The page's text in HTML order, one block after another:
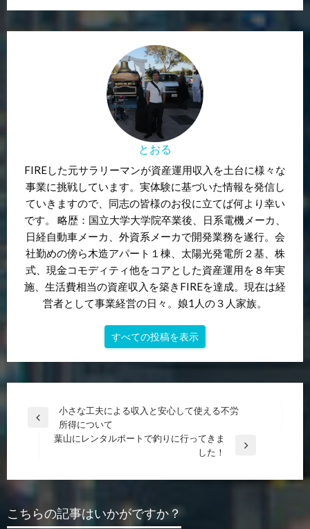
とおる
FIREした元サラリーマンが資産運用収入を土台に様々な
事業に挑戦しています。実体験に基づいた情報を発信し
ていきますので、同志の皆様のお役に立てば何より幸い
です。 略歴：国立大学大学院卒業後、日系電機メーカ、
日経自動車メーカ、外資系メーカで開発業務を遂行。会
社勤めの傍ら木造アパート１棟、太陽光発電所２基、株
式、現金コモディティ他をコアとした資産運用を８年実
施、生活費相当の資産収入を築きFIREを達成。現在は経
営者として事業経営の日々。娘1人の３人家族。
すべての投稿を表示
投
ゲ
ー
小さな工夫による収入と安心して使える不労
所得について
投
葉山にレンタルボートで釣りに行ってきま
した！
こちらの記事はいかがですか？